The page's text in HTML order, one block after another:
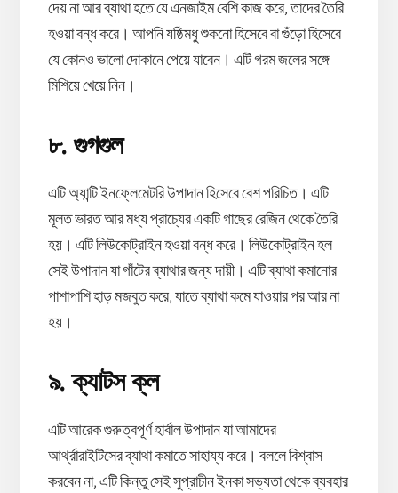
দেয় না আর ব্যাথা হতে যে এনজাইম বেশি কাজ করে, তাদের তৈরি
হওয়া বন্ধ করে। আপনি যষ্ঠিমধু শুকনো হিসেবে বা গুঁড়ো হিসেবে
যে কোনও ভালো দোকানে পেয়ে যাবেন। এটি গরম জলের সঙ্গে
মিশিয়ে খেয়ে নিন।
৮. গুগগুল
এটি অ্যান্টি ইনফ্লেমেটরি উপাদান হিসেবে বেশ পরিচিত। এটি
মূলত ভারত আর মধ্য প্রাচ্যের একটি গাছের রেজিন থেকে তৈরি
হয়। এটি লিউকোট্রাইন হওয়া বন্ধ করে। লিউকোট্রাইন হল
সেই উপাদান যা গাঁটের ব্যাথার জন্য দায়ী। এটি ব্যাথা কমানোর
পাশাপাশি হাড় মজবুত করে, যাতে ব্যাথা কমে যাওয়ার পর আর না
হয়।
৯. ক্যাটস ক্ল
এটি আরেক গুরুত্বপূর্ণ হার্বাল উপাদান যা আমাদের
আর্থ্রারাইটিসের ব্যাথা কমাতে সাহায্য করে। বললে বিশ্বাস
করবেন না, এটি কিন্তু সেই সুপ্রাচীন ইনকা সভ্যতা থেকে ব্যবহার